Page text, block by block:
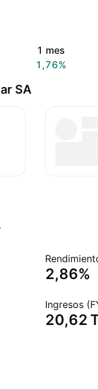
1 mes
1,76%
SA
2,86%
Ingresos
‪20,62